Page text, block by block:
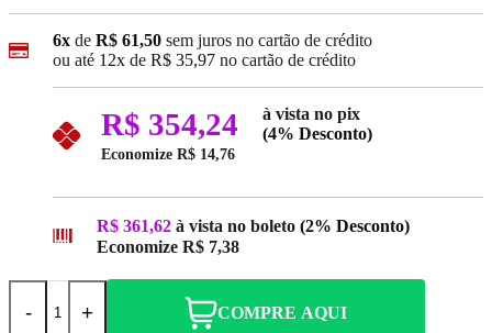
6x de R$ 61,50 sem juros no cartão de crédito
ou até 12x de R$ 35,97 no cartão de crédito
R$ 354,24
à vista no pix
(4% Desconto)
Economize R$ 14,76
R$ 361,62 à vista no boleto (2% Desconto)
Economize R$ 7,38
- + COMPRE AQUI